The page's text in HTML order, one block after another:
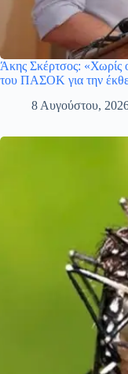
Άκης Σκέρτσος: «Χωρίς
του ΠΑΣΟΚ για την
8 Αυγούστου,